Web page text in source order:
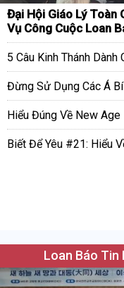
Đại Hội Giáo Lý Toàn
Vụ Công Cuộc Loan
5 Câu Kinh Thánh
Đừng Sử Dụng Các Á
Hiểu Đúng Về New Age
Biết Để Yêu #21: Hiểu
Loan Báo Tin